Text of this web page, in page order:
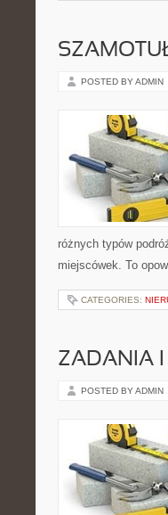
POSTED BY ADMIN
różnych typów
miejscówek. To
CATEGORIES:
ZADANIA
POSTED BY ADMIN